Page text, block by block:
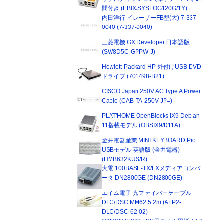
間付き (EBIX/SYSLOG120G/1Y)
内田洋行 イレーザーFB型(大) 7-337-
0040 (7-337-0040)
三菱電機 GX Developer 日本語版
(SW8D5C-GPPW-J)
Hewlett-Packard HP 外付けUSB DVD
ドライブ (701498-B21)
CISCO Japan 250V AC Type A Power
Cable (CAB-TA-250V-JP=)
PLAT'HOME OpenBlocks IX9 Debian
11搭載モデル (OBSIX9/D11A)
金井電器産業 MINI KEYBOARD Pro
USBモデル 英語版 (金井電器)
(HMB632KUS/R)
大電 100BASE-TX/FXメディアコンバ
ータ DN2800GE (DN2800GE)
エイム電子 光ファイバーケーブル
DLC/DSC MM62.5 2m (AFP2-
DLC/DSC-62-02)